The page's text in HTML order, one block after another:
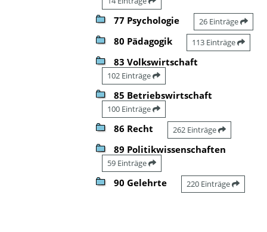
77 Psychologie 26 Einträge
80 Pädagogik 113 Einträge
83 Volkswirtschaft
102 Einträge
85 Betriebswirtschaft
100 Einträge
86 Recht 262 Einträge
89 Politikwissenschaften
59 Einträge
90 Gelehrte 220 Einträge